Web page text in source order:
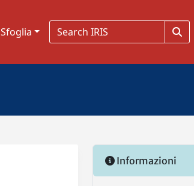
Sfoglia
Informazioni